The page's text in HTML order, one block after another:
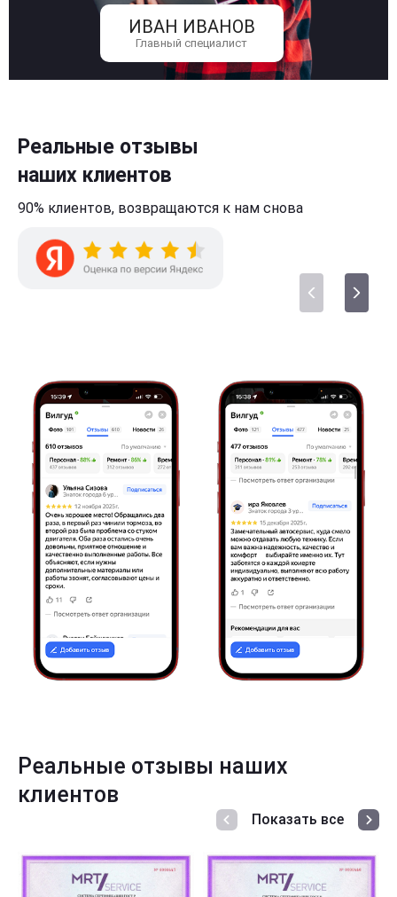
ИВАН ИВАНОВ
Главный специалист
Реальные отзывы
наших клиентов
90% клиентов, возвращаются к нам снова
Реальные отзывы наших
клиентов
Показать все